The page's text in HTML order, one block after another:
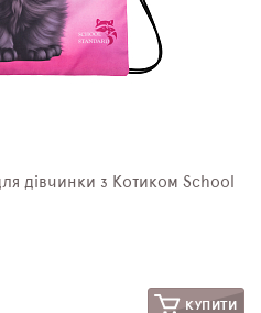
дівчинки з Котиком School
КУПИТИ